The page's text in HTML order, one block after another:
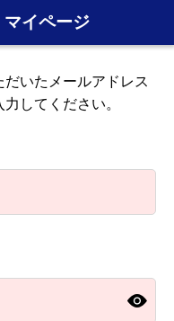
イページ
いたメールアドレス
してください。